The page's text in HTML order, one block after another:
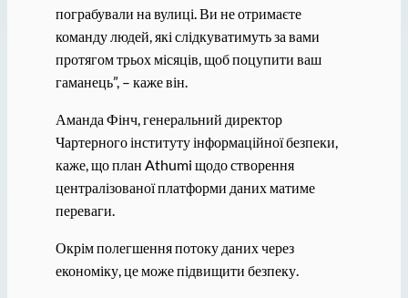
пограбували на вулиці. Ви не отримаєте
команду людей, які слідкуватимуть за вами
протягом трьох місяців, щоб поцупити ваш
гаманець”, – каже він.
Аманда Фінч, генеральний директор
Чартерного інституту інформаційної безпеки,
каже, що план Athumi щодо створення
централізованої платформи даних матиме
переваги.
Окрім полегшення потоку даних через
економіку, це може підвищити безпеку.